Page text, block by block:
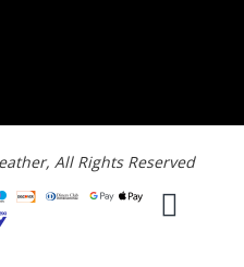
All Rights Reserved